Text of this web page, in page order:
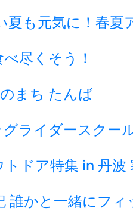
夏も元気に！春夏
尽くそう！
まち たんば
ライダースクー
ドア特集 in 丹
誰かと一緒にフィ